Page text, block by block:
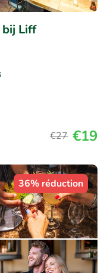
Liff
€27 €19
36% réduction